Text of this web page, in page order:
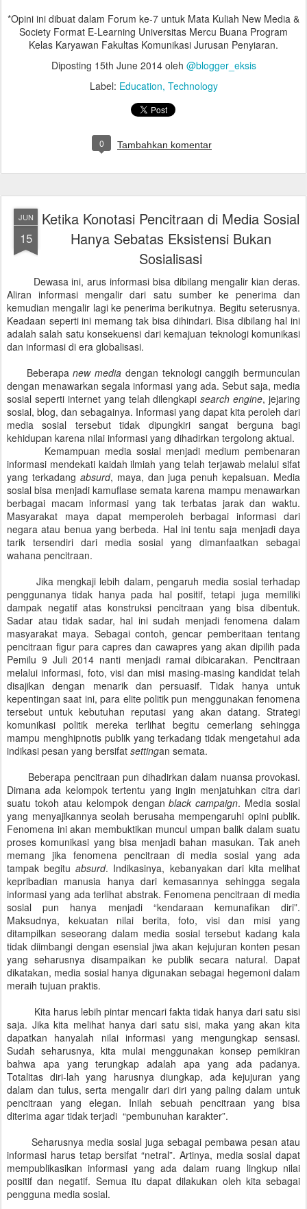
*Opini ini dibuat dalam Forum ke-7 untuk Mata Kuliah New Media &
Society Format E-Learning Universitas Mercu Buana Program
Kelas Karyawan Fakultas Komunikasi Jurusan Penyiaran.
Diposting 15th June 2014oleh @blogger_eksis
Label: Education Technology
0 Tambahkan komentar
JUN
15
Ketika Konotasi Pencitraan di Media Sosial
Hanya Sebatas Eksistensi Bukan
Sosialisasi
Dewasa ini, arus informasi bisa dibilang mengalir kian deras.
Aliran informasi mengalir dari satu sumber ke penerima dan
kemudian mengalir lagi ke penerima berikutnya. Begitu seterusnya.
Keadaan seperti ini memang tak bisa dihindari. Bisa dibilang hal ini
adalah salah satu konsekuensi dari kemajuan teknologi komunikasi
dan informasi di era globalisasi.
Beberapanew media dengan teknologi canggih bermunculan
dengan menawarkan segala informasi yang ada. Sebut saja, media
sosial seperti internet yang telah dilengkapisearch engine, jejaring
sosial, blog, dan sebagainya. Informasi yang dapat kita peroleh dari
media sosial tersebut tidak dipungkiri sangat berguna bagi
kehidupan karena nilai informasi yang dihadirkan tergolong aktual.
Kemampuan media sosial menjadi medium pembenaran
informasi mendekati kaidah ilmiah yang telah terjawab melalui sifat
yang terkadang absurd, maya, dan juga penuh kepalsuan. Media
sosial bisa menjadi kamuflase semata karena mampu menawarkan
berbagai macam informasi yang tak terbatas jarak dan waktu.
Masyarakat maya dapat memperoleh berbagai informasi dari
negara atau benua yang berbeda. Hal ini tentu saja menjadi daya
tarik tersendiri dari media sosial yang dimanfaatkan sebagai
wahana pencitraan.
Jika mengkaji lebih dalam, pengaruh media sosial terhadap
penggunanya tidak hanya pada hal positif, tetapi juga memiliki
dampak negatif atas konstruksi pencitraan yang bisa dibentuk.
Sadar atau tidak sadar, hal ini sudah menjadi fenomena dalam
masyarakat maya. Sebagai contoh, gencar pemberitaan tentang
pencitraan figur para capres dan cawapres yang akan dipilih pada
Pemilu 9 Juli 2014 nanti menjadi ramai dibicarakan. Pencitraan
melalui informasi, foto, visi dan misi masing-masing kandidat telah
disajikan dengan menarik dan persuasif. Tidak hanya untuk
kepentingan saat ini, para elite politik pun menggunakan fenomena
tersebut untuk kebutuhan reputasi yang akan datang. Strategi
komunikasi politik mereka terlihat begitu cemerlang sehingga
mampu menghipnotis publik yang terkadang tidak mengetahui ada
indikasi pesan yang bersifat settingan semata.
Beberapa pencitraan pun dihadirkan dalam nuansa provokasi.
Dimana ada kelompok tertentu yang ingin menjatuhkan citra dari
suatu tokoh atau kelompok denganblack campaign. Media sosial
yang menyajikannya seolah berusaha mempengaruhi opini publik.
Fenomena ini akan membuktikan muncul umpan balik dalam suatu
proses komunikasi yang bisa menjadi bahan masukan. Tak aneh
memang jika fenomena pencitraan di media sosial yang ada
tampak begituabsurd. Indikasinya, kebanyakan dari kita melihat
kepribadian manusia hanya dari kemasannya sehingga segala
informasi yang ada terlihat abstrak. Fenomena pencitraan di media
sosial pun hanya menjadi “kendaraan kemunafikan diri”.
Maksudnya, kekuatan nilai berita, foto, visi dan misi yang
ditampilkan seseorang dalam media sosial tersebut kadang kala
tidak diimbangi dengan esensial jiwa akan kejujuran konten pesan
yang seharusnya disampaikan ke publik secara natural. Dapat
dikatakan, media sosial hanya digunakan sebagai hegemoni dalam
meraih tujuan praktis.
Kita harus lebih pintar mencari fakta tidak hanya dari satu sisi
saja. Jika kita melihat hanya dari satu sisi, maka yang akan kita
dapatkan hanyalah nilai informasi yang mengungkap sensasi.
Sudah seharusnya, kita mulai menggunakan konsep pemikiran
bahwa apa yang terungkap adalah apa yang ada padanya.
Totalitas diri-lah yang harusnya diungkap, ada kejujuran yang
dalam dan tulus, serta mengalir dari diri yang paling dalam untuk
pencitraan yang elegan. Inilah sebuah pencitraan yang bisa
diterima agar tidak terjadi “pembunuhan karakter”.
Seharusnya media sosial juga sebagai pembawa pesan atau
informasi harus tetap bersifat “netral”. Artinya, media sosial dapat
mempublikasikan informasi yang ada dalam ruang lingkup nilai
positif dan negatif. Semua itu dapat dilakukan oleh kita sebagai
pengguna media sosial.